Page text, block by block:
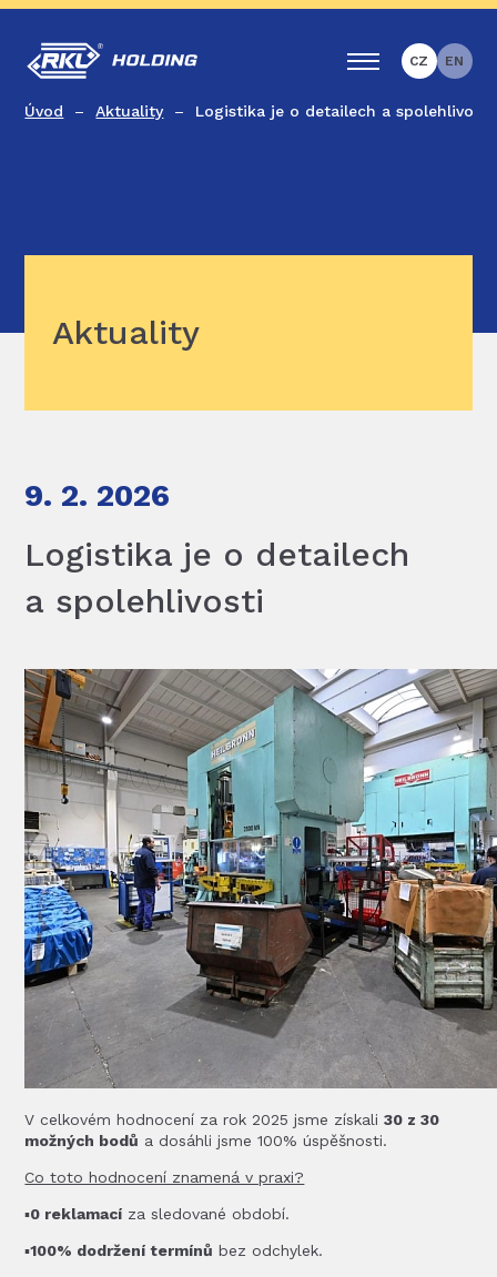
CZ EN
Úvod Aktuality Logistika je o detailech a spolehlivosti
Aktuality
9. 2. 2026
Logistika je o detailech
a spolehlivosti
V celkovém hodnocení za rok 2025 jsme získali30 z 30
možných bodů a dosáhli jsme 100% úspěšnosti.
Co toto hodnocení znamená v praxi?
▪️0 reklamací za sledované období.
▪️100% dodržení termínů bez odchylek.